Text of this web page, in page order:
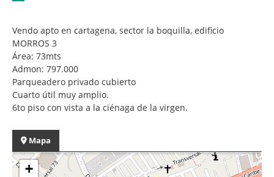
Vendo apto en cartagena, sector la boquilla, edificio
MORROS 3
Área: 73mts
Admon: 797.000
Parqueadero privado cubierto
Cuarto útil muy amplio.
6to piso con vista a la ciénaga de la virgen.
Mapa
+